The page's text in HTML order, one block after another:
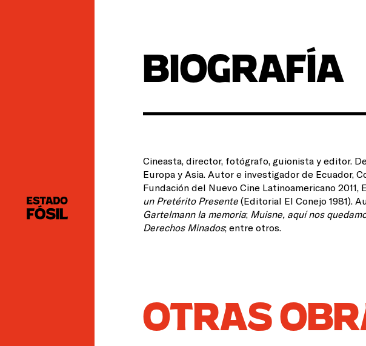
BIOGRAFÍA
Cineasta, director, fotógrafo, guionista y editor.
Europa y Asia. Autor e investigador de Ecuador,
Fundación del Nuevo Cine Latinoamericano
un Pretérito Presente (Editorial El Conejo 1981).
Gartelmann la memoria; Muisne, aquí nos
Derechos Minados; entre otros.
OTRAS